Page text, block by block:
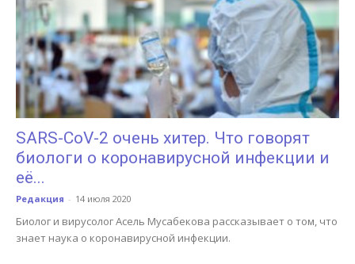
SARS-CoV-2 очень хитер. Что говорят
биологи о коронавирусной инфекции и
её...
Редакция - 14 июля 2020
Биолог и вирусолог Асель Мусабекова рассказывает о том, что
знает наука о коронавирусной инфекции.